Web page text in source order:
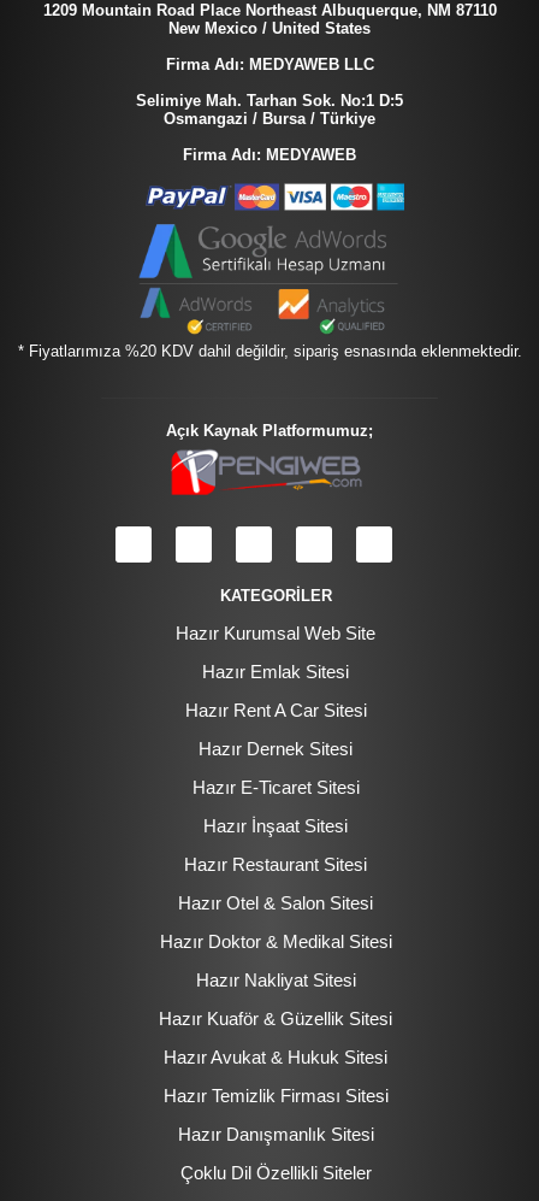
1209 Mountain Road Place Northeast Albuquerque, NM 87110
New Mexico / United States
Firma Adı: MEDYAWEB LLC
Selimiye Mah. Tarhan Sok. No:1 D:5
Osmangazi / Bursa / Türkiye
Firma Adı: MEDYAWEB
* Fiyatlarımıza %20 KDV dahil değildir, sipariş esnasında eklenmektedir.
Açık Kaynak Platformumuz;
KATEGORİLER
Hazır Kurumsal Web Site
Hazır Emlak Sitesi
Hazır Rent A Car Sitesi
Hazır Dernek Sitesi
Hazır E-Ticaret Sitesi
Hazır İnşaat Sitesi
Hazır Restaurant Sitesi
Hazır Otel & Salon Sitesi
Hazır Doktor & Medikal Sitesi
Hazır Nakliyat Sitesi
Hazır Kuaför & Güzellik Sitesi
Hazır Avukat & Hukuk Sitesi
Hazır Temizlik Firması Sitesi
Hazır Danışmanlık Sitesi
Çoklu Dil Özellikli Siteler